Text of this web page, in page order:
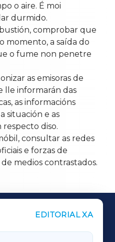
o aire. É moi
durmido.
comprobar que
momento, a saída do
o fume non penetre
as emisoras de
lle informarán das
as informacións
situación e as
respecto diso.
consultar as redes
e forzas de
medios contrastados.
EDITORIAL XA